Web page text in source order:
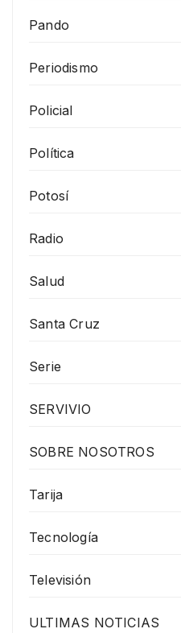
Pando
Periodismo
Policial
Política
Potosí
Radio
Salud
Santa Cruz
Serie
SERVIVIO
SOBRE NOSOTROS
Tarija
Tecnología
Televisión
ULTIMAS NOTICIAS